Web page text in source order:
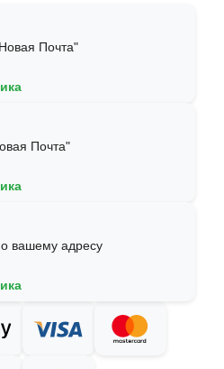
Почта"
Почта"
вашему адресу